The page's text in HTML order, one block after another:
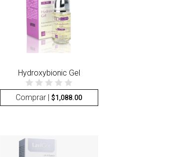
Hydroxybionic Gel
Comprar |$1,088.00